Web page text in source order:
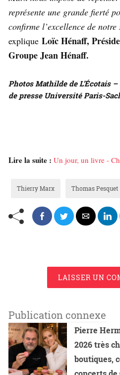
représente une grande fierté
confirme l’excellence de
explique Loïc Hénaff,
Groupe Jean Hénaff.
Photos Mathilde de L’Écotais –
de presse Université Paris-
Lire la suite : Un jour, un livre -
Thierry Marx Thomas Pesquet
LAISSER UN
Publication connexe
Pierre
2026 très
boutiques,